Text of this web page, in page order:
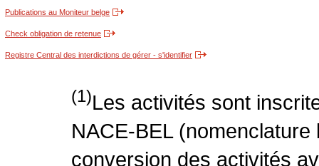
Publications au Moniteur belge
Check obligation de retenue
Registre Central des interdictions de gérer - s'identifier
(1)Les activités sont
NACE-BEL
conversion des activités